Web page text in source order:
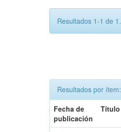
Resultados 1-1 de 1.
Resultados por ítem:
Fecha de
publicación
Título